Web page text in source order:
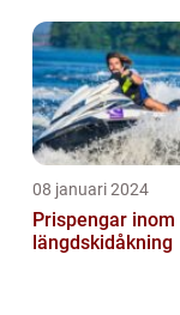
08 januari 2024
Prispengar inom
längdskidåkning